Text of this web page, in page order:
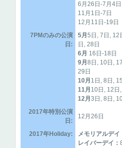
6月26日-7月4
11月1日-7日
12月11日-19日
7PMのみの公演
日:
5月 5日, 7日, 12
日, 28日
6月 16日-18日
9月 8日, 10日,
29日
10月 1日, 8日,
11月 10日, 12日
12月 3日, 8日,
2017年特別公演
日:
12月26日
2017年Holiday: メモリアルデイ
レイバーデイ：